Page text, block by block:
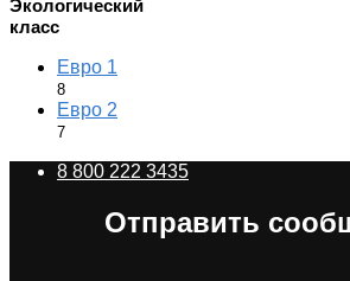
Экологический
класс
Евро 1
8
Евро 2
7
8 800 222 3435
Отправить